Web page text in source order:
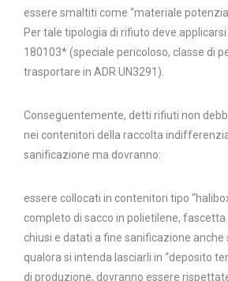
essere smaltiti come “materiale
Per tale tipologia di rifiuto deve applicarsi
180103* (speciale pericoloso, classe di
trasportare in ADR UN3291).
Conseguentemente, detti rifiuti non
nei contenitori della raccolta
sanificazione ma dovranno:
essere collocati in contenitori tipo
completo di sacco in polietilene,
chiusi e datati a fine sanificazione anche
qualora si intenda lasciarli in “deposito
di produzione, dovranno essere